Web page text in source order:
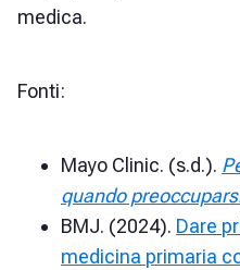
medica.
Fonti:
Mayo Clinic. (s.d.).
quando
BMJ. (2024). Dare
medicina primaria